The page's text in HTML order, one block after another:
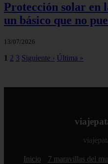
Protección solar en
un básico que no
13/07/2026
1 2 3 Siguiente › Última »
Inicio 7 maravillas del